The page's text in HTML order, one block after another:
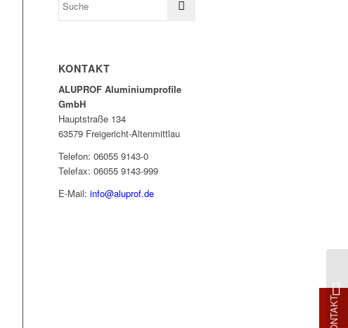
KONTAKT
ALUPROF Aluminiumprofile
GmbH
Hauptstraße 134
63579 Freigericht-Altenmittlau
Telefon: 06055 9143-0
Telefax: 06055 9143-999
E-Mail:info@aluprof.de
KONTAKT